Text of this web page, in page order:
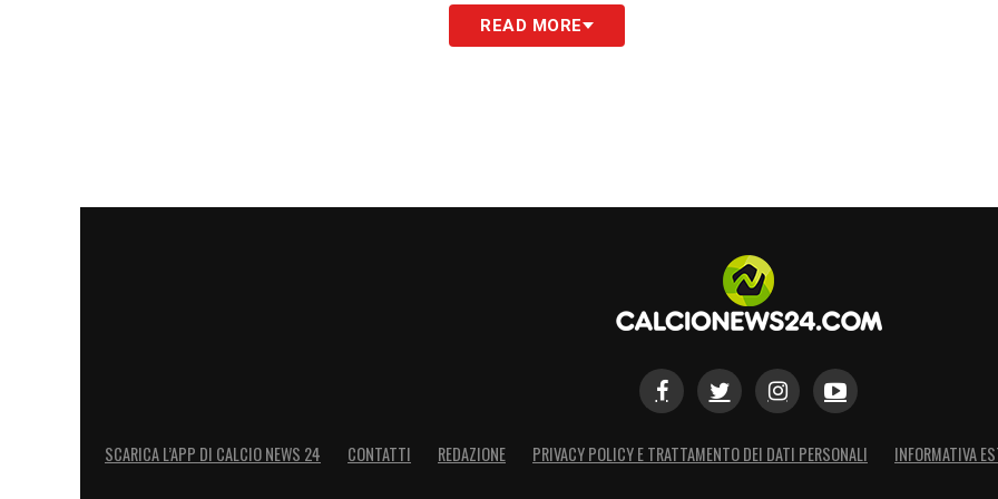
READ MORE
SCARICA L’APP DI CALCIO NEWS 24 CONTATTI REDAZIONE PRIVACY POLICY E TRATTAMENTO DEI DATI PERSONALI INFORMATIVA